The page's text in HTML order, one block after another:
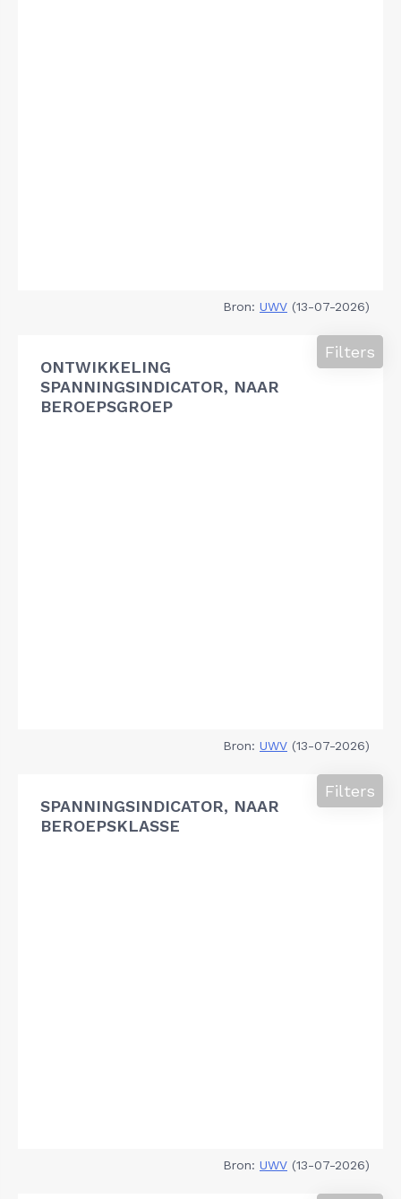
Bron: UWV (13-07-2026)
ONTWIKKELING
SPANNINGSINDICATOR, NAAR
BEROEPSGROEP
Filters
Bron: UWV (13-07-2026)
SPANNINGSINDICATOR, NAAR
BEROEPSKLASSE
Filters
Bron: UWV (13-07-2026)